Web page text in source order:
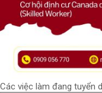
Các việc làm đang tuyển